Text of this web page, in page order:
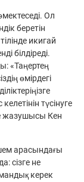
Ол
беретін
икигай
білдіреді.
«Таңертең
өмірдегі
түсінуге
жазушысы Кен
арасындағы
сізге не
керек